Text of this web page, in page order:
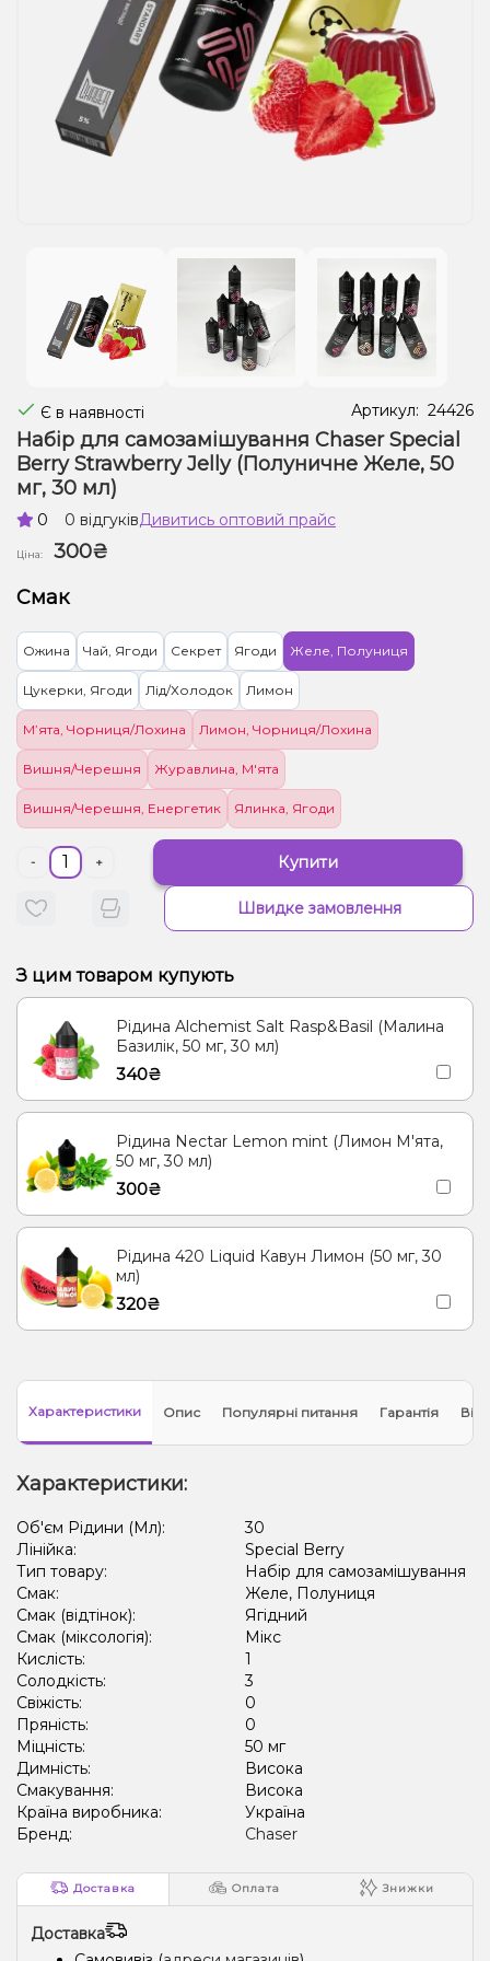
Рідини для електронних сигарет
Подарункові набори
Уцінка
Є в наявності Артикул: 24426
Набір для самозамішування Chaser Special
Berry Strawberry Jelly (Полуничне Желе, 50
мг, 30 мл)
0 0 відгуківДивитись оптовий прайс
Ціна:
300₴
Смак
Ожина Чай, Ягоди Секрет Ягоди Желе, Полуниця
Цукерки, Ягоди Лід/Холодок Лимон
М’ята, Чорниця/Лохина Лимон, Чорниця/Лохина
Вишня/Черешня Журавлина, М'ята
Вишня/Черешня, Енергетик Ялинка, Ягоди
- + Купити
Швидке замовлення
З цим товаром купують
Рідина Alchemist Salt Rasp&Basil (Малина
Базилік, 50 мг, 30 мл)
340₴
Рідина Nectar Lemon mint (Лимон М'ята,
50 мг, 30 мл)
300₴
Рідина 420 Liquid Кавун Лимон (50 мг, 30
мл)
320₴
Характеристики Опис Популярні питання Гарантія
Характеристики:
Об'єм Рідини (Мл):
30
Лінійка:
Special Berry
Тип товару:
Набір для самозамішування
Смак:
Желе, Полуниця
Смак (відтінок):
Ягідний
Смак (міксологія):
Мікс
Кислість:
1
Солодкість:
3
Свіжість:
0
Пряність:
0
Міцність:
50 мг
Димність:
Висока
Смакування:
Висока
Країна виробника:
Україна
Бренд:
Chaser
Доставка Оплата Знижки
Доставка